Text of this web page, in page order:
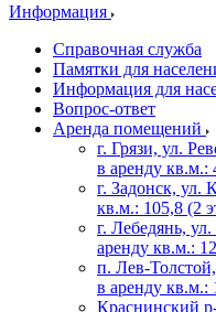
Информация
Справочная служба
Памятки для
Информация для
Вопрос-ответ
Аренда помещений
г. Грязи, ул.
в аренду кв.м.:
г. Задонск, ул.
кв.м.: 105,8 (2
г. Лебедянь,
аренду кв.м.:
п. Лев-
в аренду кв.м.:
Краснинский